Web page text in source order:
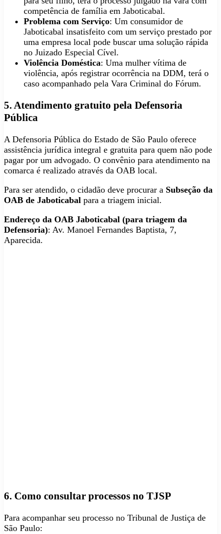
competência de família em Jaboticabal.
Problema com Serviço: Um consumidor de
Jaboticabal insatisfeito com um serviço prestado por
uma empresa local pode buscar uma solução rápida
no Juizado Especial Cível.
Violência Doméstica: Uma mulher vítima de
violência, após registrar ocorrência na DDM, terá o
caso acompanhado pela Vara Criminal do Fórum.
5. Atendimento gratuito pela Defensoria
Pública
A Defensoria Pública do Estado de São Paulo oferece
assistência jurídica integral e gratuita para quem não pode
pagar por um advogado. O convênio para atendimento na
comarca é realizado através da OAB local.
Para ser atendido, o cidadão deve procurar a Subseção da
OAB de Jaboticabal para a triagem inicial.
Endereço da OAB Jaboticabal (para triagem da
Defensoria): Av. Manoel Fernandes Baptista, 7,
Aparecida.
6. Como consultar processos no TJSP
Para acompanhar seu processo no Tribunal de Justiça de
São Paulo: